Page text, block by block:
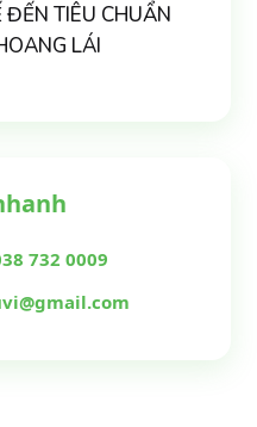
ĐẾN TIÊU CHUẨN
LÁI
732 0009